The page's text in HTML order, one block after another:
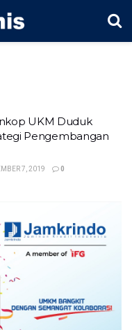
UKM Duduk
Pengembangan
7, 2019 0